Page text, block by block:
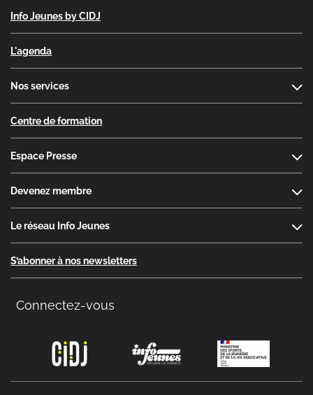
Info Jeunes by CIDJ
L'agenda
Nos services
Centre de formation
Espace Presse
Devenez membre
Le réseau Info Jeunes
S’abonner à nos newsletters
Connectez-vous